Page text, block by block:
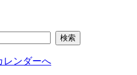
レンダーへ